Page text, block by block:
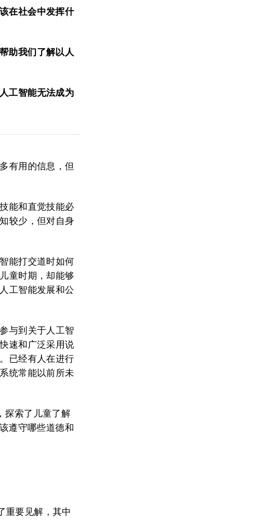
在社会中发挥什
助我们了解以人
工智能无法成为
有用的信息，但
能和直觉技能必
较少，但对自身
能打交道时如何
童时期，却能够
工智能发展和公
与到关于人工智
速和广泛采用说
已经有人在进行
统常能以前所未
，探索了儿童了解
遵守哪些道德和
重要见解，其中